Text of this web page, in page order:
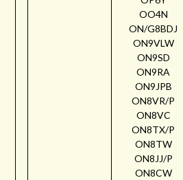
OO4N
ON/G8BDJ
ON9VLW
ON9SD
ON9RA
ON9JPB
ON8VR/P
ON8VC
ON8TX/P
ON8TW
ON8JJ/P
ON8CW